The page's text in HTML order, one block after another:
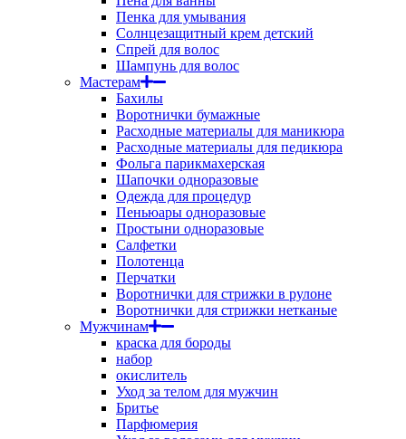
Пенка для умывания
Солнцезащитный крем детский
Спрей для волос
Шампунь для волос
Мастерам
Бахилы
Воротнички бумажные
Расходные материалы для маникюра
Расходные материалы для педикюра
Фольга парикмахерская
Шапочки одноразовые
Одежда для процедур
Пеньюары одноразовые
Простыни одноразовые
Салфетки
Полотенца
Перчатки
Воротнички для стрижки в рулоне
Воротнички для стрижки нетканые
Мужчинам
краска для бороды
набор
окислитель
Уход за телом для мужчин
Бритье
Парфюмерия